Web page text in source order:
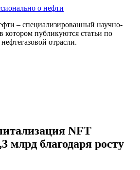
о нефти
– специализированный научно-
котором публикуются статьи по
отрасли.
NFT
млрд благодаря росту